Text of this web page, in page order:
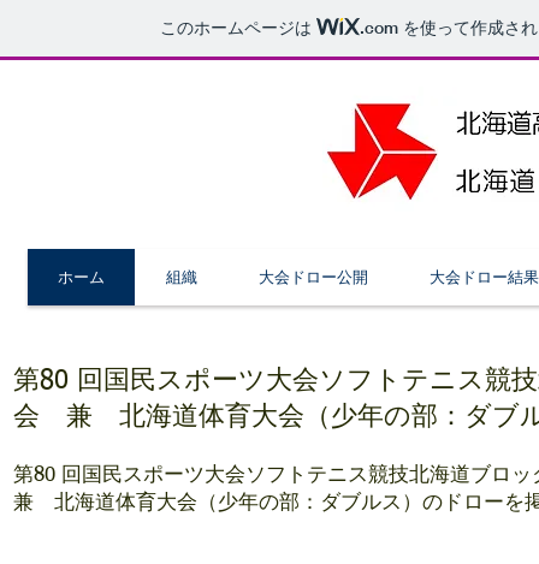
このホームページは .com を使って作成さ
ホーム 組織 大会ドロー公開 大会ドロー結果
第80 回国⺠スポーツ⼤会ソフトテニス競
会 兼 北海道体育⼤会（少年の部：ダブ
第80 回国⺠スポーツ⼤会ソフトテニス競技北海道ブロッ
兼 北海道体育⼤会（少年の部：ダブルス）のドローを